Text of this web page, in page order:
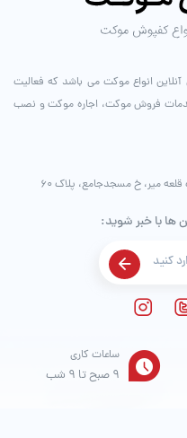
انواع موکت می باشد که فعالیت
تمامی خدمات فروش موکت، اجاره موکت و نصب
ساعات کاری
9 صبح تا 9 شب
میر، خ مسجدجامع، پلاک 60
ها با خبر شوید: